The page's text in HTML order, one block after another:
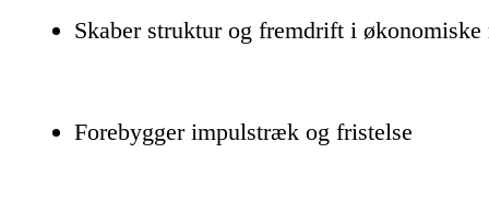
Skaber struktur og fremdrift i økonomiske
Forebygger impulstræk og fristelse